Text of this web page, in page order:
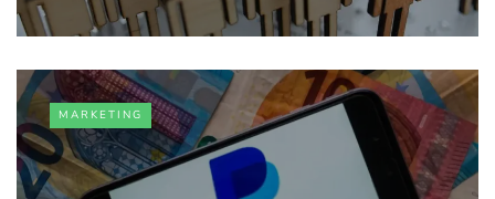
MARKETING